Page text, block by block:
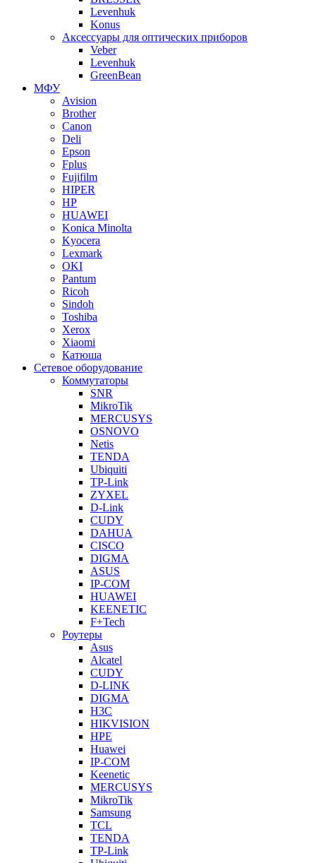
Levenhuk
Konus
Аксессуары для оптических приборов
Veber
Levenhuk
GreenBean
МФУ
Avision
Brother
Canon
Deli
Epson
Fplus
Fujifilm
HIPER
HP
HUAWEI
Konica Minolta
Kyocera
Lexmark
OKI
Pantum
Ricoh
Sindoh
Toshiba
Xerox
Xiaomi
Катюша
Сетевое оборудование
Коммутаторы
SNR
MikroTik
MERCUSYS
OSNOVO
Netis
TENDA
Ubiquiti
TP-Link
ZYXEL
D-Link
CUDY
DAHUA
CISCO
DIGMA
ASUS
IP-COM
HUAWEI
KEENETIC
F+Tech
Роутеры
Asus
Alcatel
CUDY
D-LINK
DIGMA
H3C
HIKVISION
HPE
Huawei
IP-COM
Keenetic
MERCUSYS
MikroTik
Samsung
TCL
TENDA
TP-Link